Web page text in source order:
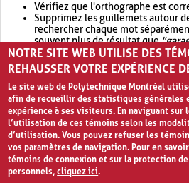
Vérifiez que l'orthographe est
Supprimez les guillemets autour
rechercher chaque mot
souvent plus de résultat que
Envisagez d'élargir votre
retournera souvent plus de
NOTRE SITE WEB UTILISE DES
REHAUSSER VOTRE EXPÉRIENCE
Le site web de Polytechnique Montréal
afin de recueillir des statistiques
expérience à ses visiteurs. En naviguant sur
l’utilisation de ces témoins selon les
d’utilisation. Vous pouvez refuser les
vos paramètres de navigation. Pour en
témoins de connexion et sur la protection
personnels,cliquez ici.